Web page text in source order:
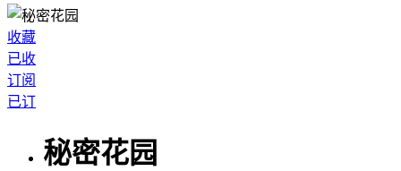
收藏
已收
订阅
已订
秘密花园